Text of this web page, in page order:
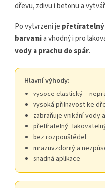
dřevu, zdivu i betonu a
Po vytvrzení je přetíratelný
barvamia vhodný i pro
vody a prachu do spár.
Hlavní výhody:
vysoce elastický –
vysoká přilnavost ke
zabraňuje vnikání vody
přetíratelný i
bez rozpouštědel
mrazuvzdorný a
snadná aplikace